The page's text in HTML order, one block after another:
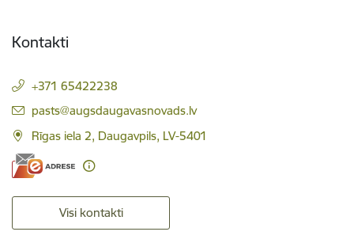
Kontakti
+371 65422238
E-pasts:
pasts@augsdaugavasnovads.lv
Rīgas iela 2, Daugavpils, LV-5401
Visi kontakti